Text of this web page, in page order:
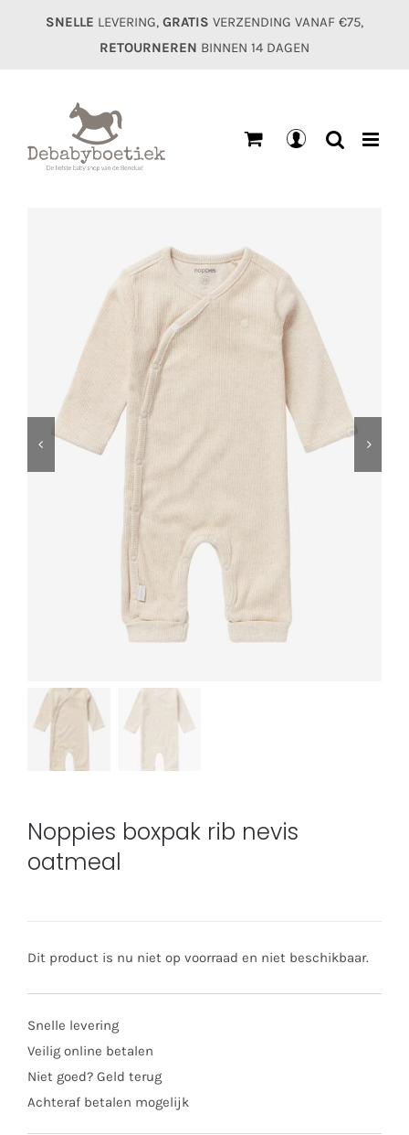
SNELLE LEVERING, GRATIS VERZENDING VANAF €75,
RETOURNEREN BINNEN 14 DAGEN
Noppies boxpak rib nevis
oatmeal
Dit product is nu niet op voorraad en niet beschikbaar.
Snelle levering
Veilig online betalen
Niet goed? Geld terug
Achteraf betalen mogelijk